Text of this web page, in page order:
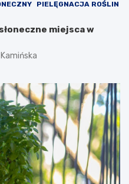
PIELĘGNACJA ROŚLIN
miejsca w